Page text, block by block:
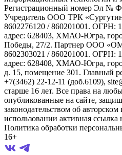
Регистрационный номер Эл №
Учредитель ООО ТРК
8602276120 / 860201001. ОГРН:
адрес: 628403, ХМАО-Югра,
Победы, 27/2. Партнер ООО
8602303021 / 860201001. ОГРН:
адрес: 628408, ХМАО-Югра,
д. 15, помещение 301. Главный
+7(3462) 22-12-11 (доб.6109),
старше 16 лет. Все права на
опубликованные на сайте,
законодательством об
использовании активная ссылка
Политика обработки
16+